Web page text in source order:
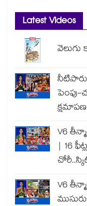
Latest Videos
పెంపు-
V6
| 16
V6